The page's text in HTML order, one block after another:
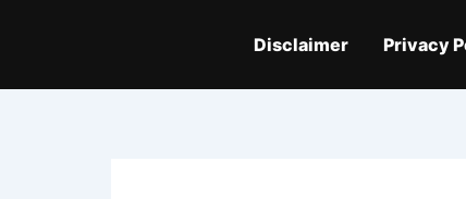
Privacy
Disclaimer